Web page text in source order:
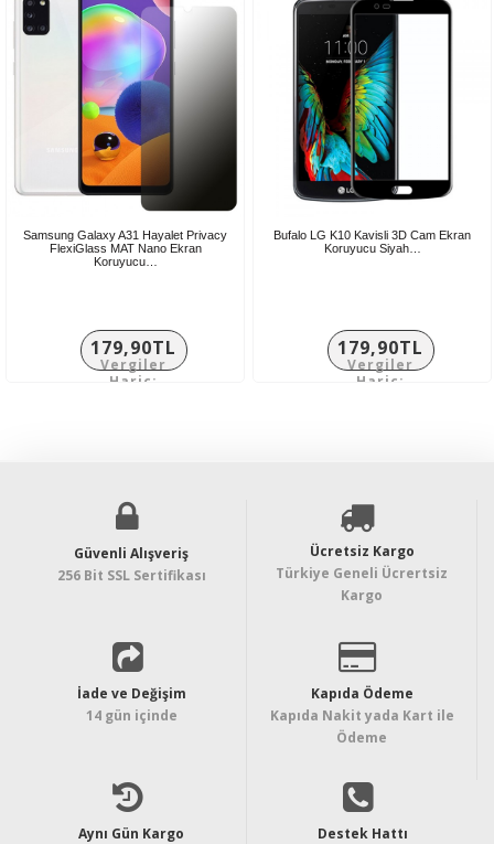
Samsung Galaxy A31 Hayalet Privacy
FlexiGlass MAT Nano Ekran
Koruyucu…
179,90TL
Vergiler
Hariç:
Bufalo LG K10 Kavisli 3D Cam Ekran
Koruyucu Siyah…
179,90TL
Vergiler
Hariç:
Güvenli Alışveriş
256 Bit SSL Sertifikası
Ücretsiz Kargo
Türkiye Geneli Ücrertsiz
Kargo
İade ve Değişim
14 gün içinde
Kapıda Ödeme
Kapıda Nakit yada Kart ile
Ödeme
Aynı Gün Kargo
Destek Hattı